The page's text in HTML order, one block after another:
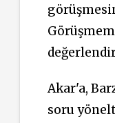
Akar'a,
soru